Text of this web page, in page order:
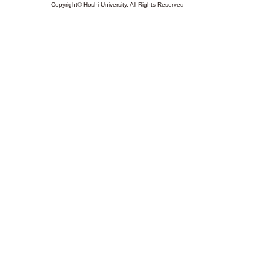
Copyright© Hoshi University. All Rights Reserved